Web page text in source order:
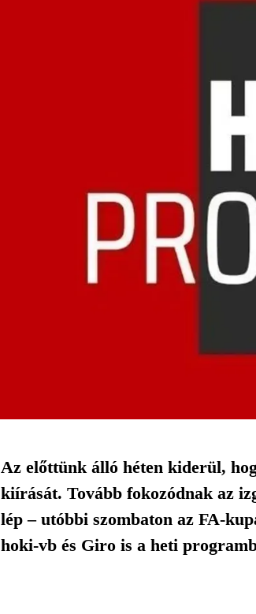
Az előttünk álló héten kiderül,
kiírását. Tovább fokozódnak az
lép – utóbbi szombaton az FA-
hoki-vb és Giro is a heti